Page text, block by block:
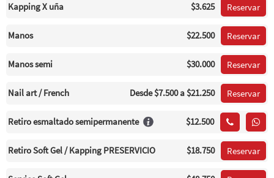
Kapping X uña $3.625 Reservar
Manos $22.500 Reservar
Manos semi $30.000 Reservar
Nail art / French Desde$7.500a $21.250 Reservar
Retiro esmaltado semipermanente $12.500
Retiro Soft Gel / Kapping PRESERVICIO $18.750 Reservar